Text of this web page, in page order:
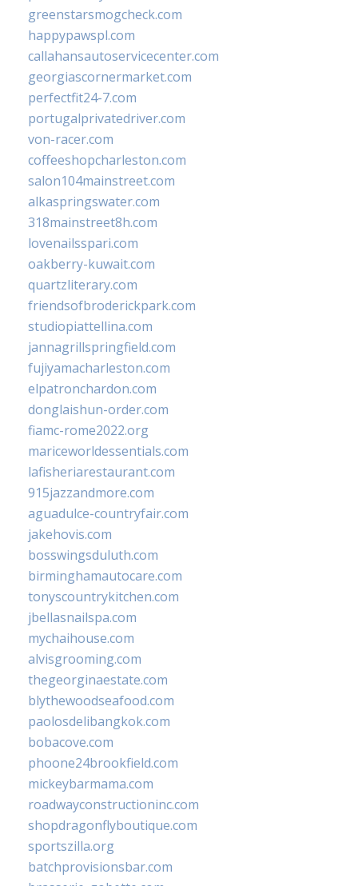
greenstarsmogcheck.com
happypawspl.com
callahansautoservicecenter.com
georgiascornermarket.com
perfectfit24-7.com
portugalprivatedriver.com
von-racer.com
coffeeshopcharleston.com
salon104mainstreet.com
alkaspringswater.com
318mainstreet8h.com
lovenailsspari.com
oakberry-kuwait.com
quartzliterary.com
friendsofbroderickpark.com
studiopiattellina.com
jannagrillspringfield.com
fujiyamacharleston.com
elpatronchardon.com
donglaishun-order.com
fiamc-rome2022.org
mariceworldessentials.com
lafisheriarestaurant.com
915jazzandmore.com
aguadulce-countryfair.com
jakehovis.com
bosswingsduluth.com
birminghamautocare.com
tonyscountrykitchen.com
jbellasnailspa.com
mychaihouse.com
alvisgrooming.com
thegeorginaestate.com
blythewoodseafood.com
paolosdelibangkok.com
bobacove.com
phoone24brookfield.com
mickeybarmama.com
roadwayconstructioninc.com
shopdragonflyboutique.com
sportszilla.org
batchprovisionsbar.com